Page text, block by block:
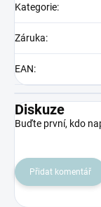
Kategorie:
Záruka:
EAN:
Diskuze
Buďte první, kdo
Přidat komentář